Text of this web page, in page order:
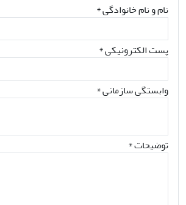
نام و نام خانوادگی*
پست الکترونیکی*
وابستگی سازمانی *
توضیحات *